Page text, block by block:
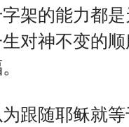
架的能力都
对神不变的
跟随耶稣就